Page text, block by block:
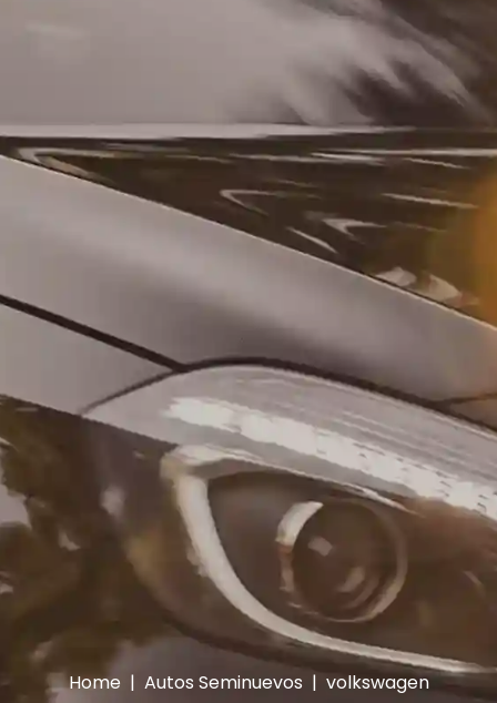
Home | Autos Seminuevos | volkswagen